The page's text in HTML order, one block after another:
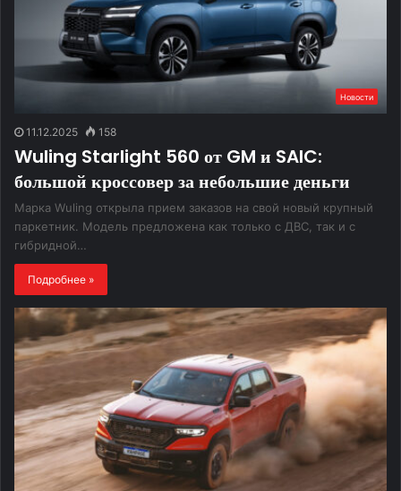
Новости
11.12.2025 158
Wuling Starlight 560 от GM и SAIC:
большой кроссовер за небольшие деньги
Марка Wuling открыла прием заказов на свой новый крупный
паркетник. Модель предложена как только с ДВС, так и с
гибридной…
Подробнее »